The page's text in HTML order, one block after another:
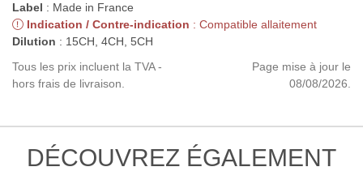
Label : Made in France
Indication / Contre-indication : Compatible allaitement
Dilution : 15CH, 4CH, 5CH
Tous les prix incluent la TVA -
hors frais de livraison.
Page mise à jour le
08/08/2026.
DÉCOUVREZ ÉGALEMENT